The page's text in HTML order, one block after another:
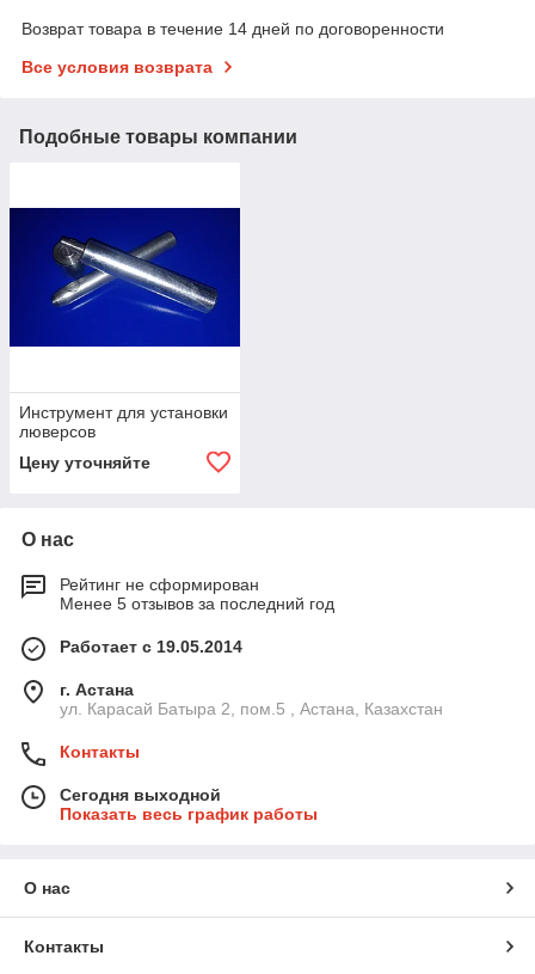
Возврат товара в течение 14 дней по договоренности
Все условия возврата
Подобные товары компании
Инструмент для установки
люверсов
Цену уточняйте
О нас
Рейтинг не сформирован
Менее 5 отзывов за последний год
Работает с 19.05.2014
г. Астана
ул. Карасай Батыра 2, пом.5 , Астана, Казахстан
Контакты
Сегодня выходной
Показать весь график работы
О нас
Контакты